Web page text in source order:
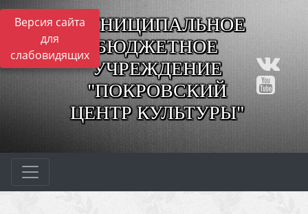
Версия сайта
для
слабовидящих
МУНИЦИПАЛЬНОЕ
БЮДЖЕТНОЕ
УЧРЕЖДЕНИЕ
"ПОКРОВСКИЙ
ЦЕНТР КУЛЬТУРЫ"